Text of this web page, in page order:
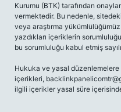
Kurumu (BTK) tarafından
vermektedir. Bu nedenle,
veya araştırma
yazdıkları içeriklerin
bu sorumluluğu kabul etmiş
Hukuka ve yasal düzenlemelere
içerikleri,
ilgili içerikler yasal süre